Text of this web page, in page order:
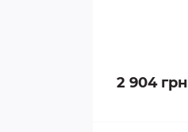
2 904 грн